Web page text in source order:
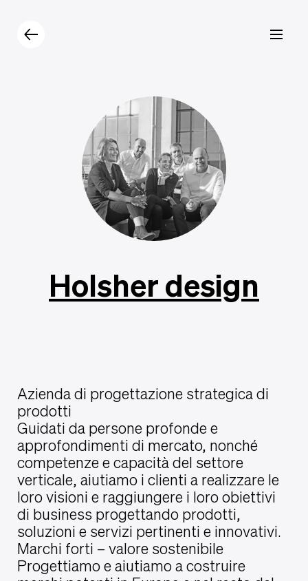
Holsher design
Azienda di progettazione strategica di
prodotti
Guidati da persone profonde e
approfondimenti di mercato, nonché
competenze e capacità del settore
verticale, aiutiamo i clienti a realizzare le
loro visioni e raggiungere i loro obiettivi
di business progettando prodotti,
soluzioni e servizi pertinenti e innovativi.
Marchi forti – valore sostenibile
Progettiamo e aiutiamo a costruire